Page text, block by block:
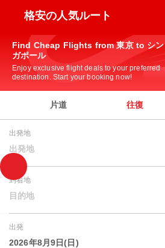
格安の人気ルート
Find Cheap Flights from 東京 to シン
ガポール
Enjoy exclusive flight deals to your preferred
destination. Start your booking now!
片道 往復
出発地
出発地
到着地
目的地
出発
2026年8月9日(日)